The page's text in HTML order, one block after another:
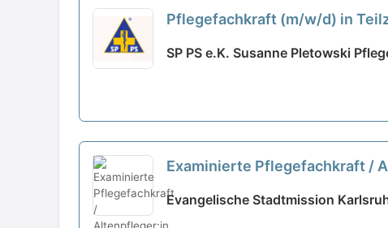
Pflegefachkraft (m/w/d) in
SP PS e.K. Susanne Pletowski
Examinierte Pflegefachkraft /
neu
Evangelische Stadtmission